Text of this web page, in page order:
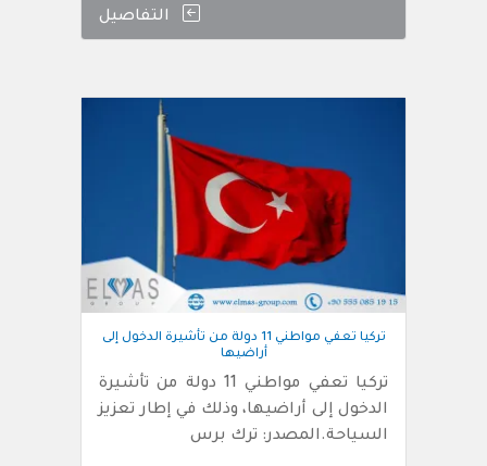
التفاصيل
تركيا تعفي مواطني 11 دولة من تأشيرة الدخول إلى
أراضيها
تركيا تعفي مواطني 11 دولة من تأشيرة
الدخول إلى أراضيها، وذلك في إطار تعزيز
السياحة.المصدر: ترك برس